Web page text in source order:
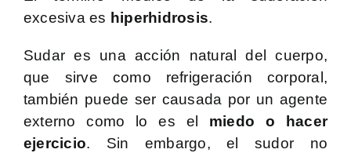
excesiva es hiperhidrosis.
Sudar es una acción natural del cuerpo,
que sirve como refrigeración corporal,
también puede ser causada por un agente
externo como lo es el miedo o hacer
ejercicio. Sin embargo, el sudor no